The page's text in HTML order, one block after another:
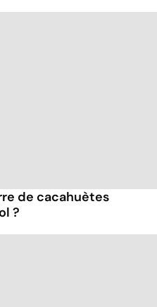
de cacahuètes
?